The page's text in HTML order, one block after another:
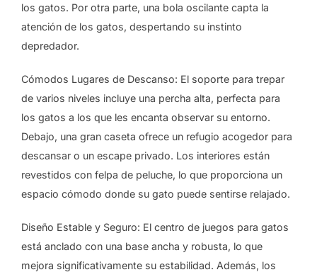
los gatos. Por otra parte, una bola oscilante capta la
atención de los gatos, despertando su instinto
depredador.
Cómodos Lugares de Descanso: El soporte para trepar
de varios niveles incluye una percha alta, perfecta para
los gatos a los que les encanta observar su entorno.
Debajo, una gran caseta ofrece un refugio acogedor para
descansar o un escape privado. Los interiores están
revestidos con felpa de peluche, lo que proporciona un
espacio cómodo donde su gato puede sentirse relajado.
Diseño Estable y Seguro: El centro de juegos para gatos
está anclado con una base ancha y robusta, lo que
mejora significativamente su estabilidad. Además, los